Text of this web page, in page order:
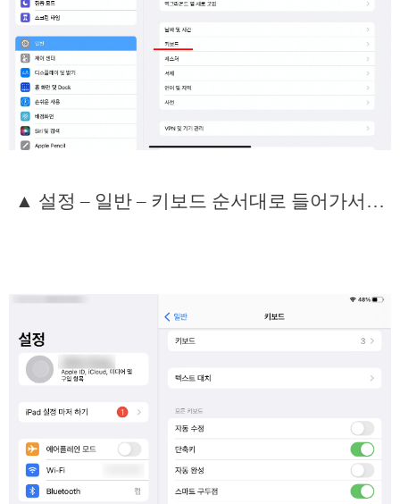
▲ 설정 – 일반 – 키보드 순서대로 들어가서…